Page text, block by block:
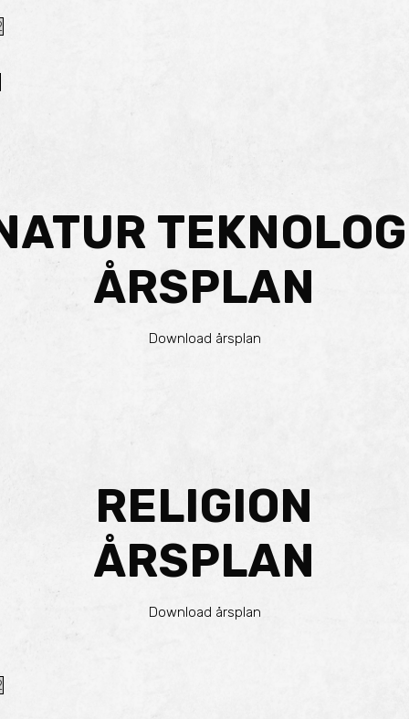
ÅRSPLAN
Download årsplan
RELIGION
ÅRSPLAN
Download årsplan